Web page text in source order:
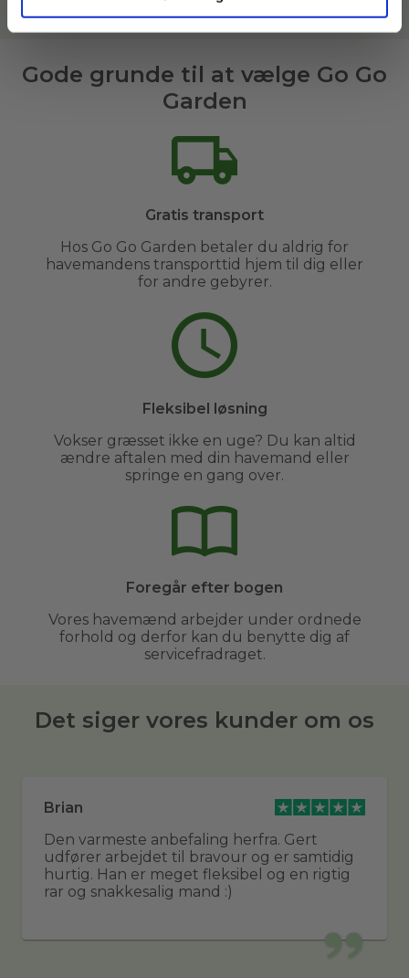
Gode grunde til at vælge Go Go
Garden
Gratis transport
Hos Go Go Garden betaler du aldrig for
havemandens transporttid hjem til dig eller
for andre gebyrer.
Fleksibel løsning
Vokser græsset ikke en uge? Du kan altid
ændre aftalen med din havemand eller
springe en gang over.
Foregår efter bogen
Vores havemænd arbejder under ordnede
forhold og derfor kan du benytte dig af
servicefradraget.
Det siger vores kunder om os
Brian
Den varmeste anbefaling herfra. Gert
udfører arbejdet til bravour og er samtidig
hurtig. Han er meget fleksibel og en rigtig
rar og snakkesalig mand :)